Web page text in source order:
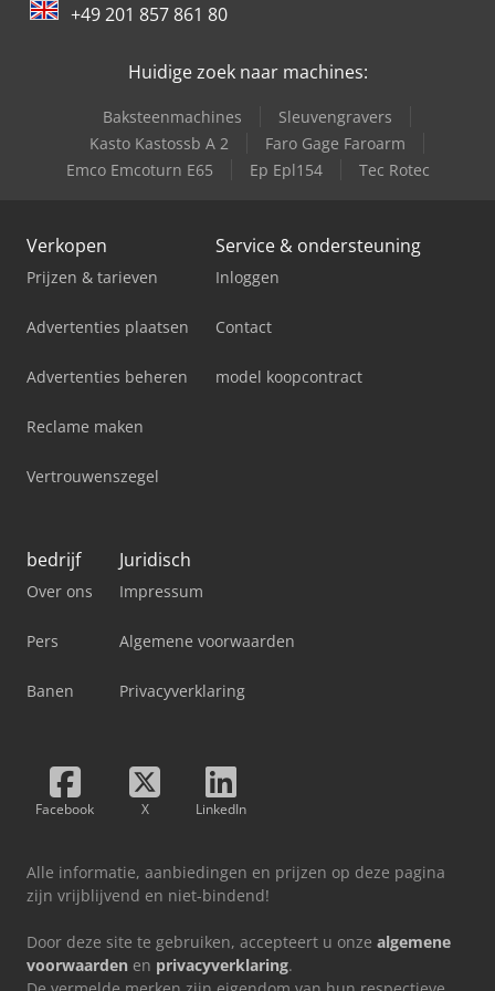
Lvd Ppi 110T X 3050 Mm Cnc
Lvd Ppn 400 Ton X 4500 Mm Cnc
Lvd Ppnmz 500T X 4500 Mm
+49 201 857 861 80
Huidige zoek naar machines:
Baksteenmachines
Sleuvengravers
Kasto Kastossb A 2
Faro Gage Faroarm
Emco Emcoturn E65
Ep Epl154 Tec Rotec
Verkopen
Prijzen & tarieven
Advertenties plaatsen
Advertenties beheren
Reclame maken
Vertrouwenszegel
Service & ondersteuning
Inloggen
Contact
model koopcontract
bedrijf
Over ons
Pers
Banen
Juridisch
Impressum
Algemene voorwaarden
Privacyverklaring
Facebook X LinkedIn
Alle informatie, aanbiedingen en prijzen op deze pagina
zijn vrijblijvend en niet-bindend!
Door deze site te gebruiken, accepteert u onze algemene
voorwaarden en privacyverklaring.